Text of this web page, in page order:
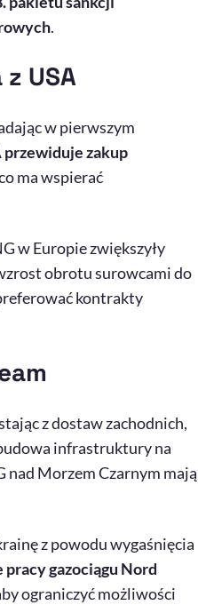
.
USA
w pierwszym
przewiduje zakup
ma wspierać
w Europie zwiększyły
obrotu surowcami do
kontrakty
z dostaw zachodnich,
infrastruktury na
nad Morzem Czarnym mają
z powodu wygaśnięcia
gazociągu Nord
ograniczyć możliwości